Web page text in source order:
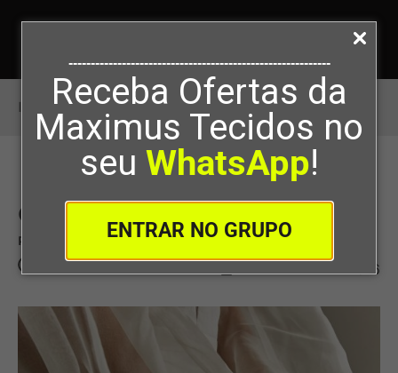
-----------------------------------------------------------
Receba Ofertas da
Maximus Tecidos no
seu WhatsApp!
ENTRAR NO GRUPO
Início>Qual o tecido mais nobre?
Qual o tecido mais nobre?
Por Maximus Tecidos
516